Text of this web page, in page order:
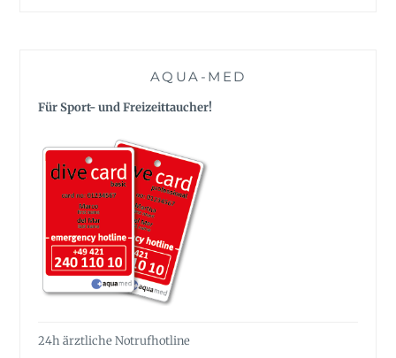
AQUA-MED
Für Sport- und Freizeittaucher!
24h ärztliche Notrufhotline